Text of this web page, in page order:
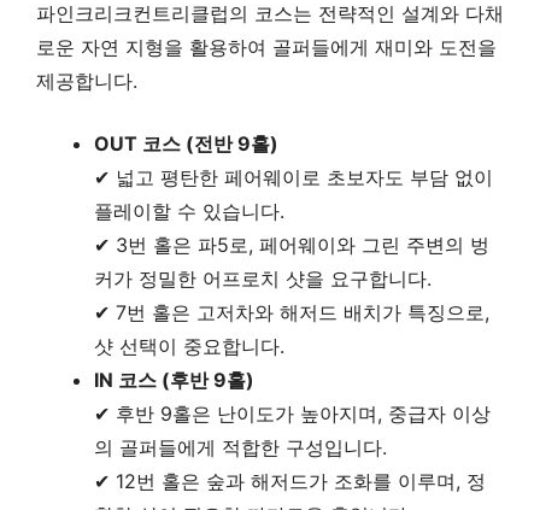
파인크리크컨트리클럽의 코스는 전략적인 설계와 다채
로운 자연 지형을 활용하여 골퍼들에게 재미와 도전을
제공합니다.
OUT 코스 (전반 9홀)
✔ 넓고 평탄한 페어웨이로 초보자도 부담 없이
플레이할 수 있습니다.
✔ 3번 홀은 파5로, 페어웨이와 그린 주변의 벙
커가 정밀한 어프로치 샷을 요구합니다.
✔ 7번 홀은 고저차와 해저드 배치가 특징으로,
샷 선택이 중요합니다.
IN 코스 (후반 9홀)
✔ 후반 9홀은 난이도가 높아지며, 중급자 이상
의 골퍼들에게 적합한 구성입니다.
✔ 12번 홀은 숲과 해저드가 조화를 이루며, 정